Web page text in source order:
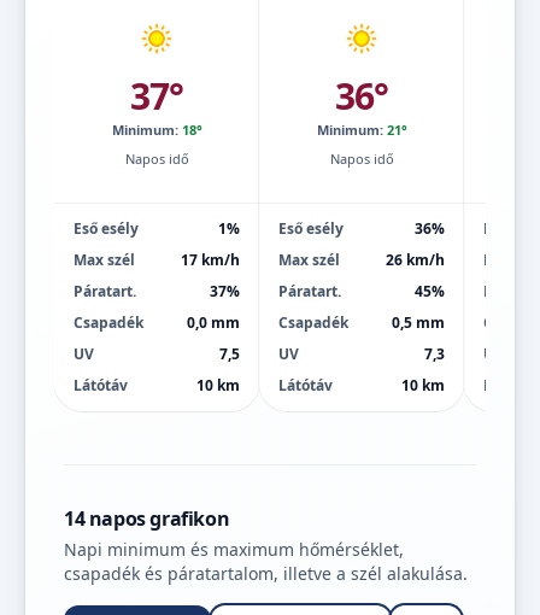
37°
Minimum: 18°
Napos idő
Eső esély
1%
Max szél
17 km/h
Páratart.
37%
Csapadék
0,0 mm
UV
7,5
Látótáv
10 km
36°
Minimum: 21°
Napos idő
Eső esély
36%
Max szél
26 km/h
Páratart.
45%
Csapadék
0,5 mm
UV
7,3
Látótáv
10 km
Eső
Max
UV
Látótáv
14 napos grafikon
Napi minimum és maximum hőmérséklet,
csapadék és páratartalom, illetve a szél alakulása.